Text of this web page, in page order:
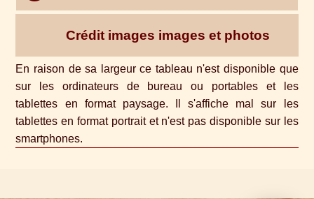
Crédit images images et photos
En raison de sa largeur ce tableau n'est disponible que
sur les ordinateurs de bureau ou portables et les
tablettes en format paysage. Il s'affiche mal sur les
tablettes en format portrait et n'est pas disponible sur les
smartphones.